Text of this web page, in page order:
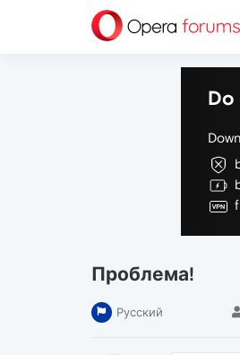
Do
Проблема!
Русский